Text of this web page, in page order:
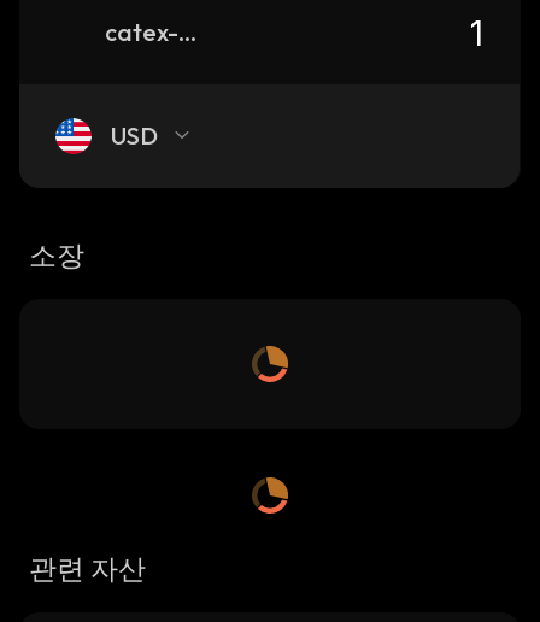
catex-token
USD
소장
관련 자산